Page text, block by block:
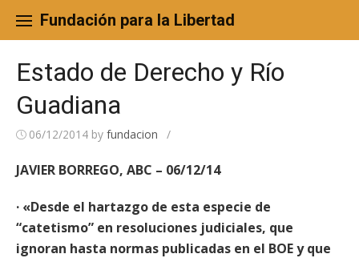
content
Fundación para la Libertad
Estado de Derecho y Río
Guadiana
06/12/2014 by fundacion /
JAVIER BORREGO, ABC – 06/12/14
· «Desde el hartazgo de esta especie de
“catetismo” en resoluciones judiciales, que
ignoran hasta normas publicadas en el BOE y que